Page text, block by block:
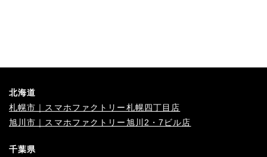
北海道
札幌市｜スマホファクトリー札幌四丁目店
旭川市｜スマホファクトリー旭川2・7ビル店
千葉県